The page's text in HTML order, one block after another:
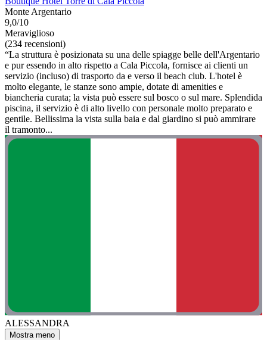
Monte Argentario
9,0/10
Meraviglioso
(234 recensioni)
“La struttura è posizionata su una delle spiagge belle dell'Argentario
e pur essendo in alto rispetto a Cala Piccola, fornisce ai clienti un
servizio (incluso) di trasporto da e verso il beach club. L'hotel è
molto elegante, le stanze sono ampie, dotate di amenities e
biancheria curata; la vista può essere sul bosco o sul mare. Splendida
piscina, il servizio è di alto livello con personale molto preparato e
gentile. Bellissima la vista sulla baia e dal giardino si può ammirare
il tramonto...
ALESSANDRA
Mostra meno